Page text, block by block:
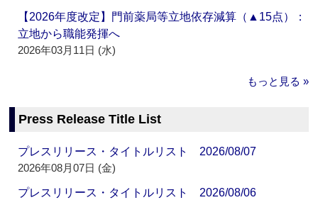
【2026年度改定】門前薬局等立地依存減算（▲15点）：
立地から職能発揮へ
2026年03月11日 (水)
もっと見る »
Press Release Title List
プレスリリース・タイトルリスト 2026/08/07
2026年08月07日 (金)
プレスリリース・タイトルリスト 2026/08/06